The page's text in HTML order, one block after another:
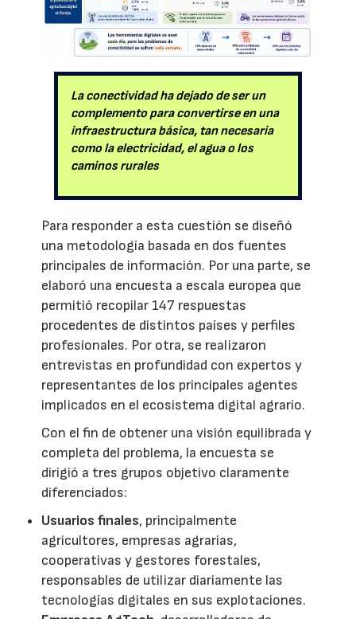
La conectividad ha dejado de ser un
complemento para convertirse en una
infraestructura básica, tan necesaria
como la electricidad, el agua o los
caminos rurales
Para responder a esta cuestión se diseñó
una metodología basada en dos fuentes
principales de información. Por una parte, se
elaboró una encuesta a escala europea que
permitió recopilar 147 respuestas
procedentes de distintos países y perfiles
profesionales. Por otra, se realizaron
entrevistas en profundidad con expertos y
representantes de los principales agentes
implicados en el ecosistema digital agrario.
Con el fin de obtener una visión equilibrada y
completa del problema, la encuesta se
dirigió a tres grupos objetivo claramente
diferenciados:
Usuarios finales, principalmente
agricultores, empresas agrarias,
cooperativas y gestores forestales,
responsables de utilizar diariamente las
tecnologías digitales en sus explotaciones.